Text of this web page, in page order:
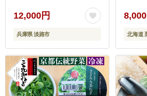
12,000円
兵庫県 淡路市 北海道